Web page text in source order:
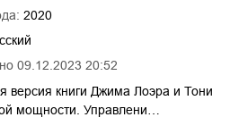
09.12.2023 20:52
2020
версия книги Джима Лоэра и Тони
мощности. Управлени…